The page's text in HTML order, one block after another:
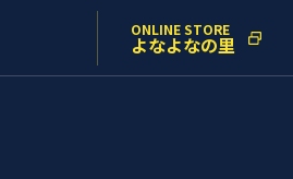
ONLINE STORE
よなよなの里